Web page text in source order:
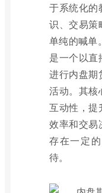
于系统化的
识、交易策
单纯的喊单
是一个以
进行内盘期
活动。其核
互动性，提
效率和交易
存在一定
待。